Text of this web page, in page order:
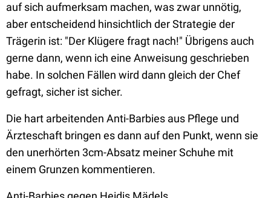
auf sich aufmerksam machen, was zwar unnötig,
aber entscheidend hinsichtlich der Strategie der
Trägerin ist: "Der Klügere fragt nach!" Übrigens auch
gerne dann, wenn ich eine Anweisung geschrieben
habe. In solchen Fällen wird dann gleich der Chef
gefragt, sicher ist sicher.
Die hart arbeitenden Anti-Barbies aus Pflege und
Ärzteschaft bringen es dann auf den Punkt, wenn sie
den unerhörten 3cm-Absatz meiner Schuhe mit
einem Grunzen kommentieren.